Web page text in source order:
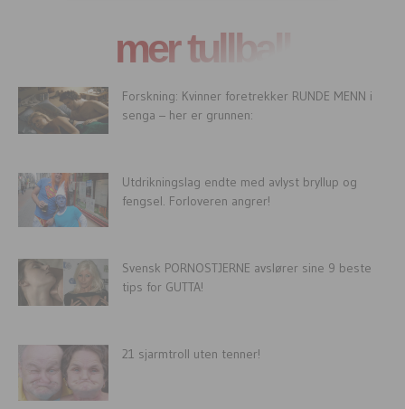
mer tullball
Forskning: Kvinner foretrekker RUNDE MENN i
senga – her er grunnen:
Utdrikningslag endte med avlyst bryllup og
fengsel. Forloveren angrer!
Svensk PORNOSTJERNE avslører sine 9 beste
tips for GUTTA!
21 sjarmtroll uten tenner!